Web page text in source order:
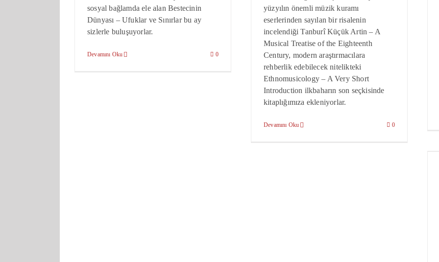
sosyal bağlamda ele alan Bestecinin
Dünyası – Ufuklar ve Sınırlar bu ay
sizlerle buluşuyorlar.
Devamını Oku 0
yüzyılın önemli müzik kuramı
eserlerinden sayılan bir risalenin
incelendiği Tanburî Küçük Artin – A
Musical Treatise of the Eighteenth
Century, modern araştırmacılara
rehberlik edebilecek nitelikteki
Ethnomusicology – A Very Short
Introduction ilkbaharın son seçkisinde
kitaplığımıza ekleniyorlar.
Devamını Oku 0